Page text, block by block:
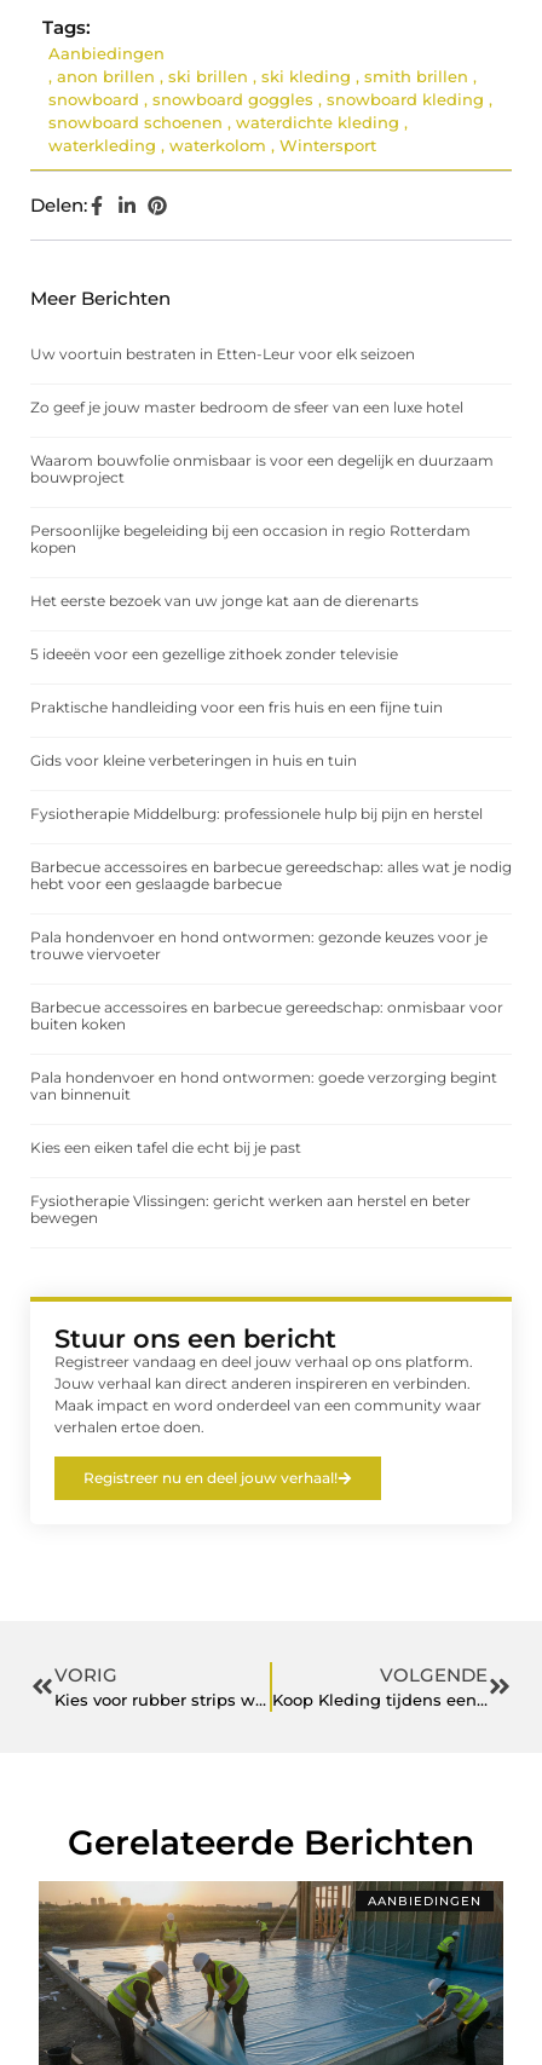
Tags:
Aanbiedingen
, anon brillen , ski brillen , ski kleding , smith brillen ,
snowboard , snowboard goggles , snowboard kleding ,
snowboard schoenen , waterdichte kleding ,
waterkleding , waterkolom , Wintersport
Delen:
Meer Berichten
Uw voortuin bestraten in Etten-Leur voor elk seizoen
Zo geef je jouw master bedroom de sfeer van een luxe hotel
Waarom bouwfolie onmisbaar is voor een degelijk en duurzaam
bouwproject
Persoonlijke begeleiding bij een occasion in regio Rotterdam
kopen
Het eerste bezoek van uw jonge kat aan de dierenarts
5 ideeën voor een gezellige zithoek zonder televisie
Praktische handleiding voor een fris huis en een fijne tuin
Gids voor kleine verbeteringen in huis en tuin
Fysiotherapie Middelburg: professionele hulp bij pijn en herstel
Barbecue accessoires en barbecue gereedschap: alles wat je nodig
hebt voor een geslaagde barbecue
Pala hondenvoer en hond ontwormen: gezonde keuzes voor je
trouwe viervoeter
Barbecue accessoires en barbecue gereedschap: onmisbaar voor
buiten koken
Pala hondenvoer en hond ontwormen: goede verzorging begint
van binnenuit
Kies een eiken tafel die echt bij je past
Fysiotherapie Vlissingen: gericht werken aan herstel en beter
bewegen
Stuur ons een bericht
Registreer vandaag en deel jouw verhaal op ons platform.
Jouw verhaal kan direct anderen inspireren en verbinden.
Maak impact en word onderdeel van een community waar
verhalen ertoe doen.
Registreer nu en deel jouw verhaal!
VORIG
Kies voor rubber strips wanneer je je trap opknapt.
VOLGENDE
Koop Kleding tijdens een motorvakantie
Gerelateerde Berichten
AANBIEDINGEN